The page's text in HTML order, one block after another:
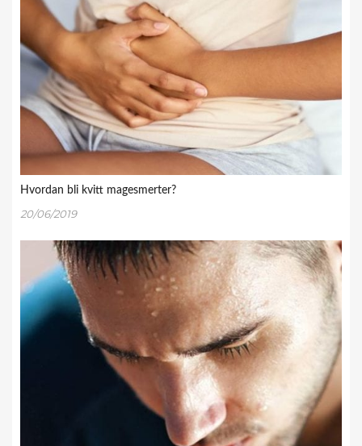
Hvordan bli kvitt magesmerter?
20/06/2019